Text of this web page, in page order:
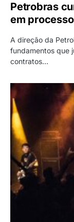
Petrobras
em
A direção da
fundamentos que
contratos…